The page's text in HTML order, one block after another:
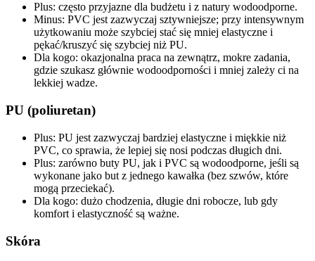
Plus: często przyjazne dla budżetu i z natury wodoodporne.
Minus: PVC jest zazwyczaj sztywniejsze; przy intensywnym
użytkowaniu może szybciej stać się mniej elastyczne i
pękać/kruszyć się szybciej niż PU.
Dla kogo: okazjonalna praca na zewnątrz, mokre zadania,
gdzie szukasz głównie wodoodporności i mniej zależy ci na
lekkiej wadze.
PU (poliuretan)
Plus: PU jest zazwyczaj bardziej elastyczne i miękkie niż
PVC, co sprawia, że lepiej się nosi podczas długich dni.
Plus: zarówno buty PU, jak i PVC są wodoodporne, jeśli są
wykonane jako but z jednego kawałka (bez szwów, które
mogą przeciekać).
Dla kogo: dużo chodzenia, długie dni robocze, lub gdy
komfort i elastyczność są ważne.
Skóra